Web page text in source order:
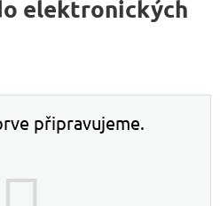
elektronických
připravujeme.